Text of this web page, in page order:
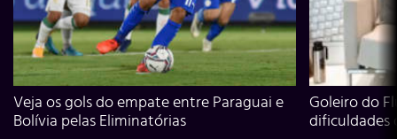
Veja os gols do empate entre Paraguai e
Bolívia pelas Eliminatórias
Goleiro do
dificuldades